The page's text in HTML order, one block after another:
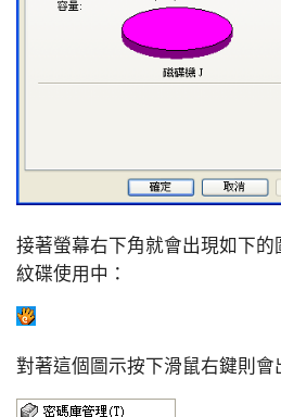
接著螢幕右下角就會出現如下
紋碟使用中：
對著這個圖示按下滑鼠右鍵則會